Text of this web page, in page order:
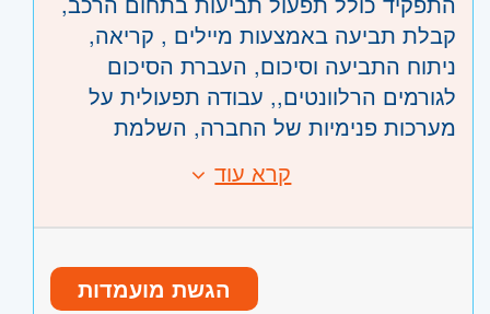
קבלת תביעה באמצעות מיילים , קריאה,
ניתוח התביעה וסיכום, העברת הסיכום
לגורמים הרלוונטים,, עבודה תפעולית על
מערכות פנימיות של החברה, השלמת
משרה מלאה א'-ה' 08:00-16:30
יש גמישות בשעת התחלה וסיום
היכרות בעולם הרכב- יתרון משמעותי
יכולת שירותית טובה, הגדלת ראש
ניסיון בעבודה ממוחשבת
קרא עוד
הגשת מועמדות